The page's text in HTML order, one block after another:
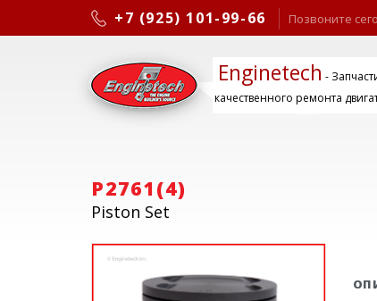
+7 (925) 101-99-66 Позвоните
Enginetech -
качественного ремонта
P2761(4)
Piston Set